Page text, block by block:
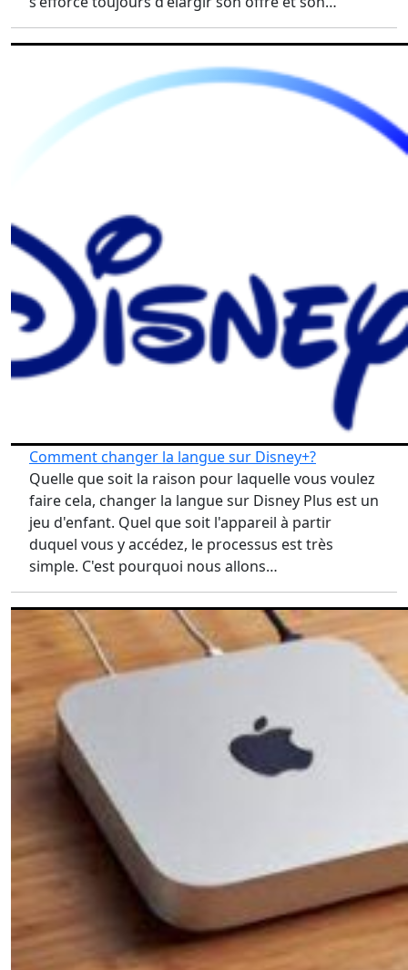
Comment changer la langue sur Disney+?
Quelle que soit la raison pour laquelle vous voulez
faire cela, changer la langue sur Disney Plus est un
jeu d'enfant. Quel que soit l'appareil à partir
duquel vous y accédez, le processus est très
simple. C'est pourquoi nous allons…